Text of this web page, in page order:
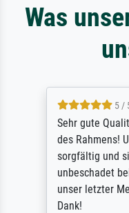
Was
5 /
Sehr gute
des Rahmens!
sorgfältig und
unbeschadet
unser letzter
Dank!